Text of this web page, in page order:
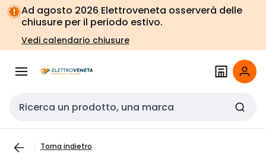
Vai alla
navigazione
Vai
alla
pagina
Ad agosto 2026 Elettroveneta osserverà delle
chiusure per il periodo estivo.
Vedi calendario chiusure
Cerca input
Torna indietro